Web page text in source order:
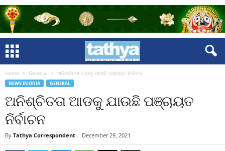
Home General ଅନିଶ୍ଚିତତା ଆଡକୁ ଯାଉଛି ପଞ୍ଚାୟତ ନିର୍ବାଚନ
NEWS IN ODIA GENERAL
ଅନିଶ୍ଚିତତା ଆଡକୁ ଯାଉଛି ପଞ୍ଚାୟତ
ନିର୍ବାଚନ
By Tathya Correspondent - December 29, 2021